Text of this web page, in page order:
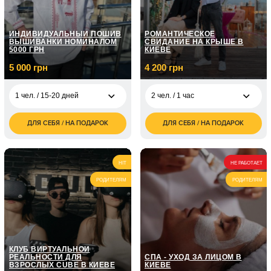
занятий по 1 часу
ИНДИВИДУАЛЬНЫЙ ПОШИВ
ВЫШИВАНКИ НОМИНАЛОМ
5000 ГРН
5 000 грн
1 чел. / 15-20 дней
5 000
грн
1 чел. / 15-20 дней
8 000
грн
1 чел. / 15-20 дней
10 000
грн
ДЛЯ СЕБЯ / НА ПОДАРОК
РОМАНТИЧЕСКОЕ
СВИДАНИЕ НА КРЫШЕ В
КИЕВЕ
4 200 грн
2 чел. / 1 час
4 200
грн
ДЛЯ СЕБЯ / НА ПОДАРОК
HIT
РОДИТЕЛЯМ
КЛУБ ВИРТУАЛЬНОЙ
РЕАЛЬНОСТИ ДЛЯ
ВЗРОСЛЫХ CUBE В КИЕВЕ
НЕ РАБОТАЕТ
РОДИТЕЛЯМ
СПА - УХОД ЗА ЛИЦОМ В
КИЕВЕ